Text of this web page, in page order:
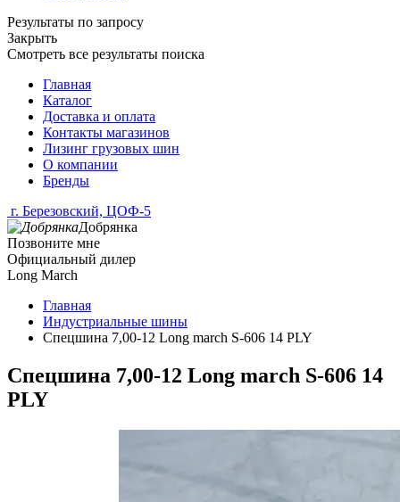
Результаты по запросу
Закрыть
Смотреть все результаты поиска
Главная
Каталог
Доставка и оплата
Контакты магазинов
Лизинг грузовых шин
О компании
Бренды
г. Березовский, ЦОФ-5
Добрянка
Позвоните мне
Официальный дилер
Long March
Главная
Индустриальные шины
Спецшина 7,00-12 Long march S-606 14 PLY
Спецшина 7,00-12 Long march S-606 14
PLY